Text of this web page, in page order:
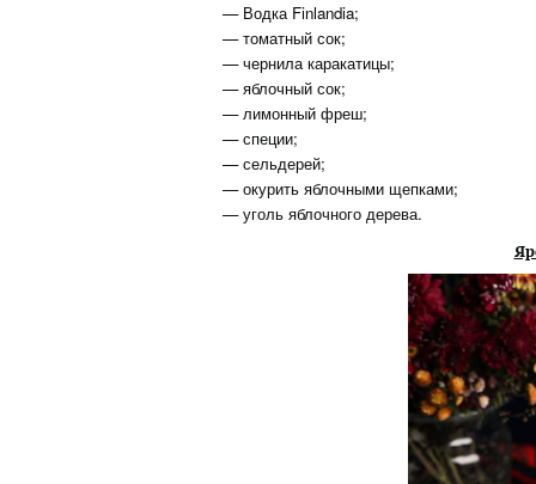
— Водка Finlandia;
— томатный сок;
— чернила каракатицы;
— яблочный сок;
— лимонный фреш;
— специи;
— сельдерей;
— окурить яблочными щепками;
— уголь яблочного дерева.